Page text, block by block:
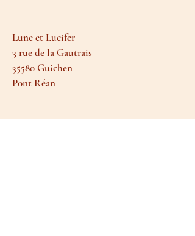
Lune et Lucifer
3 rue de la Gautrais
35580 Guichen
Pont Réan